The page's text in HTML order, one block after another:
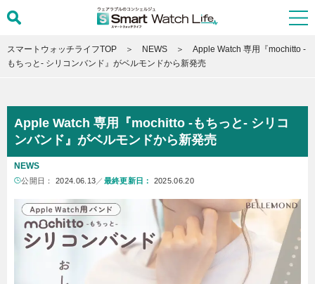
スマートウォッチライフTOP NEWS
Apple Watch 専用『mochitto -
もちっと- シリコンバンド』がベルモンドから新発売
Apple Watch 専用『mochitto -もちっと- シリコ
ンバンド』がベルモンドから新発売
NEWS
公開日： 2024.06.13 ／ 最終更新日： 2025.06.20